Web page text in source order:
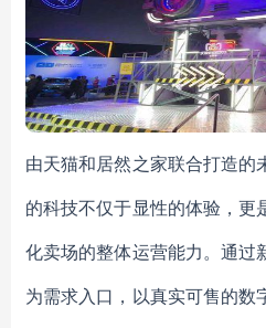
由天猫和居然之家联合打造的
的科技不仅于显性的体验，更
化卖场的整体运营能力。通过
为需求入口，以真实可售的数